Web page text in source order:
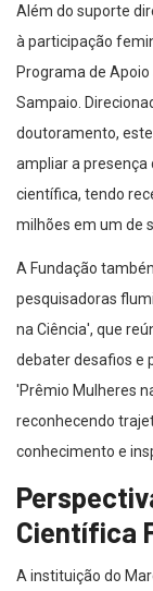
Além do suporte
à participação
Programa de
Sampaio.
doutoramento,
ampliar a presença
científica, tendo
milhões em um de
A Fundação
pesquisadoras
na Ciência', que
debater desafios e
'Prêmio Mulheres
reconhecendo
conhecimento e
Científica
A instituição do